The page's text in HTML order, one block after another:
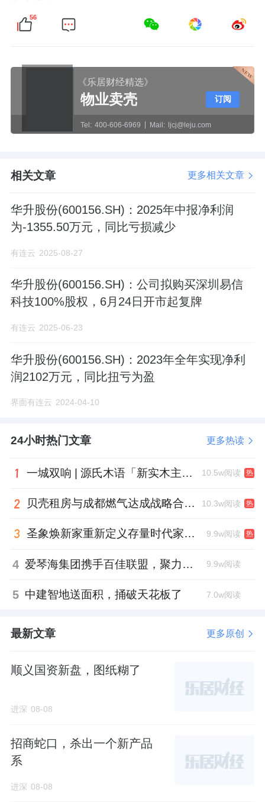
56
《乐居财经精选》
物业卖壳
Tel: 400-606-6969 Mail: ljcj@leju.com
订阅
相关文章 更多相关文章
华升股份(600156.SH)：2025年中报净利润
为-1355.50万元，同比亏损减少
有连云 2025-08-27
华升股份(600156.SH)：公司拟购买深圳易信
科技100%股权，6月24日开市起复牌
有连云 2025-06-23
华升股份(600156.SH)：2023年全年实现净利
润2102万元，同比扭亏为盈
界面有连云 2024-04-10
24小时热门文章 更多热读
一城双响 | 源氏木语「新实木主义——黑标生活提案」发布会落地天津，黑标旗舰店盛大启幕 10.5w阅读 热
贝壳租房与成都燃气达成战略合作 打通安全巡检“最后一米” 10.3w阅读 热
圣象焕新家重新定义存量时代家居升级逻辑，筑牢说换就换的底气！ 9.9w阅读 热
4 爱琴海集团携手百佳联盟，聚力共拓存量商业新赛道 9.9w阅读
5 中建智地送面积，捅破天花板了 7.0w阅读
最新文章 更多原创
顺义国资新盘，图纸糊了
进深 08-08
招商蛇口，杀出一个新产品
系
进深 08-08